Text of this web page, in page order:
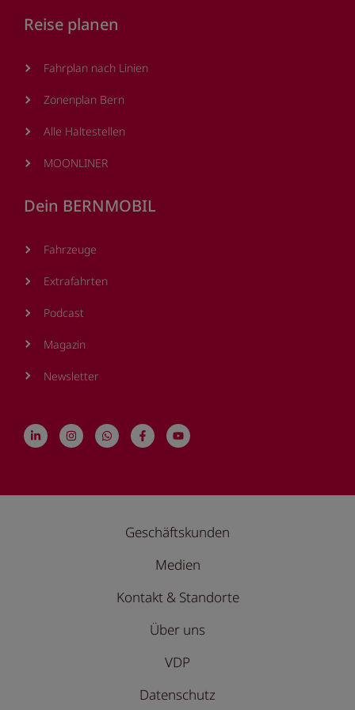
Reise planen
Fahrplan nach Linien
Zonenplan Bern
Alle Haltestellen
MOONLINER
Dein BERNMOBIL
Fahrzeuge
Extrafahrten
Podcast
Magazin
Newsletter
Geschäftskunden
Medien
Kontakt & Standorte
Über uns
VDP
Datenschutz